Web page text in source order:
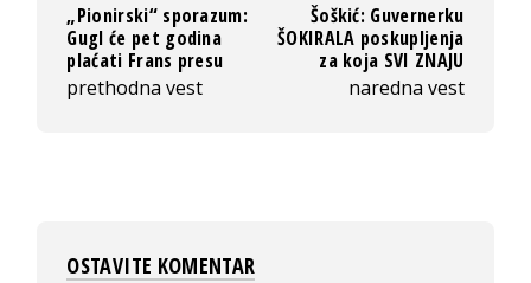
„Pionirski“ sporazum:
Gugl će pet godina
plaćati Frans presu
prethodna vest
Šoškić: Guvernerku
ŠOKIRALA poskupljenja
za koja SVI ZNAJU
naredna vest
OSTAVITE KOMENTAR